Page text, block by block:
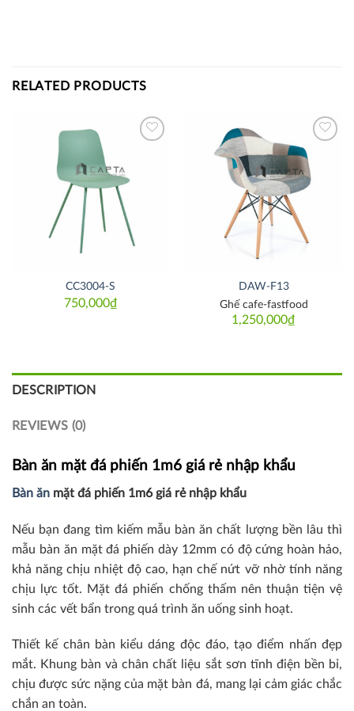
RELATED PRODUCTS
CC3004-S
750,000₫
DAW-F13
1,250,000₫
Ghế cafe-fastfood
DESCRIPTION
REVIEWS (0)
Bàn ăn mặt đá phiến 1m6 giá rẻ nhập khẩu
Bàn ăn mặt đá phiến 1m6 giá rẻ nhập khẩu
Nếu bạn đang tìm kiếm mẫu bàn ăn chất lượng bền lâu thì
mẫu bàn ăn mặt đá phiến dày 12mm có độ cứng hoàn hảo,
khả năng chịu nhiệt độ cao, hạn chế nứt vỡ nhờ tính năng
chịu lực tốt. Mặt đá phiến chống thấm nên thuận tiện vệ
sinh các vết bẩn trong quá trình ăn uống sinh hoạt.
Thiết kế chân bàn kiểu dáng độc đáo, tạo điểm nhấn đẹp
mắt. Khung bàn và chân chất liệu sắt sơn tĩnh điện bền bỉ,
chịu được sức nặng của mặt bàn đá, mang lại cảm giác chắc
chắn an toàn.